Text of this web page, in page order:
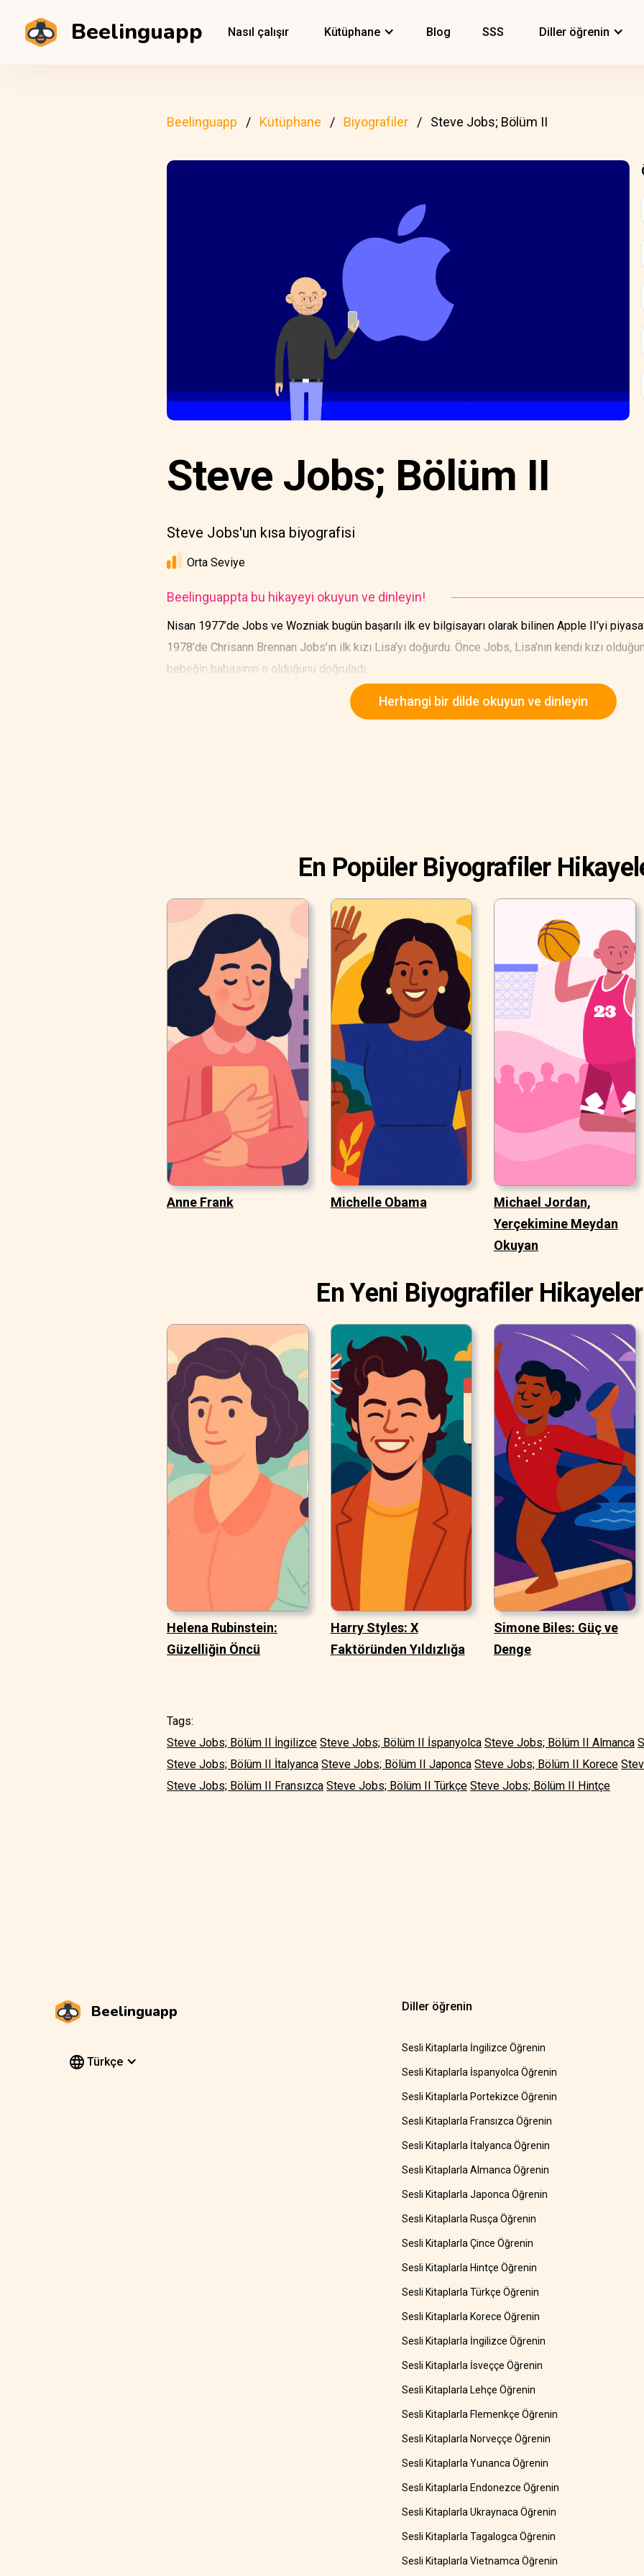
Beelinguapp Nasıl çalışır Kütüphane Blog SSS Diller öğrenin
Beelinguapp Kütüphane Biyografiler Steve Jobs; Bölüm II
Steve Jobs; Bölüm II
Steve Jobs'un kısa biyografisi
Orta Seviye
Beelinguappta bu hikayeyi okuyun ve dinleyin!
Nisan 1977’de Jobs ve Wozniak bugün başarılı ilk ev bilgisayarı olarak bilinen Apple II’yi
1978’de Chrisann Brennan Jobs’ın ilk kızı Lisa’yı doğurdu. Önce Jobs, Lisa’nın kendi kızı
bebeğin babasının o olduğunu doğruladı.
Herhangi bir dilde okuyun ve dinleyin
En Popüler Biyografiler
Anne Frank Michelle Obama
Michael Jordan,
Yerçekimine Meydan
Okuyan
En Yeni Biyografiler
Helena Rubinstein:
Güzelliğin Öncü
Harry Styles: X
Faktöründen Yıldızlığa
Simone Biles: Güç ve
Denge
Tags:
Steve Jobs; Bölüm II İngilizce Steve Jobs; Bölüm II İspanyolca Steve Jobs; Bölüm II Almanca
Steve Jobs; Bölüm II İtalyanca Steve Jobs; Bölüm II Japonca Steve Jobs; Bölüm II Korece
Steve Jobs; Bölüm II Fransızca Steve Jobs; Bölüm II Türkçe Steve Jobs; Bölüm II Hintçe
Beelinguapp
Türkçe
Diller öğrenin
Sesli Kitaplarla İngilizce Öğrenin
Sesli Kitaplarla İspanyolca Öğrenin
Sesli Kitaplarla Portekizce Öğrenin
Sesli Kitaplarla Fransızca Öğrenin
Sesli Kitaplarla İtalyanca Öğrenin
Sesli Kitaplarla Almanca Öğrenin
Sesli Kitaplarla Japonca Öğrenin
Sesli Kitaplarla Rusça Öğrenin
Sesli Kitaplarla Çince Öğrenin
Sesli Kitaplarla Hintçe Öğrenin
Sesli Kitaplarla Türkçe Öğrenin
Sesli Kitaplarla Korece Öğrenin
Sesli Kitaplarla İngilizce Öğrenin
Sesli Kitaplarla İsveççe Öğrenin
Sesli Kitaplarla Lehçe Öğrenin
Sesli Kitaplarla Flemenkçe Öğrenin
Sesli Kitaplarla Norveççe Öğrenin
Sesli Kitaplarla Yunanca Öğrenin
Sesli Kitaplarla Endonezce Öğrenin
Sesli Kitaplarla Ukraynaca Öğrenin
Sesli Kitaplarla Tagalogca Öğrenin
Sesli Kitaplarla Vietnamca Öğrenin